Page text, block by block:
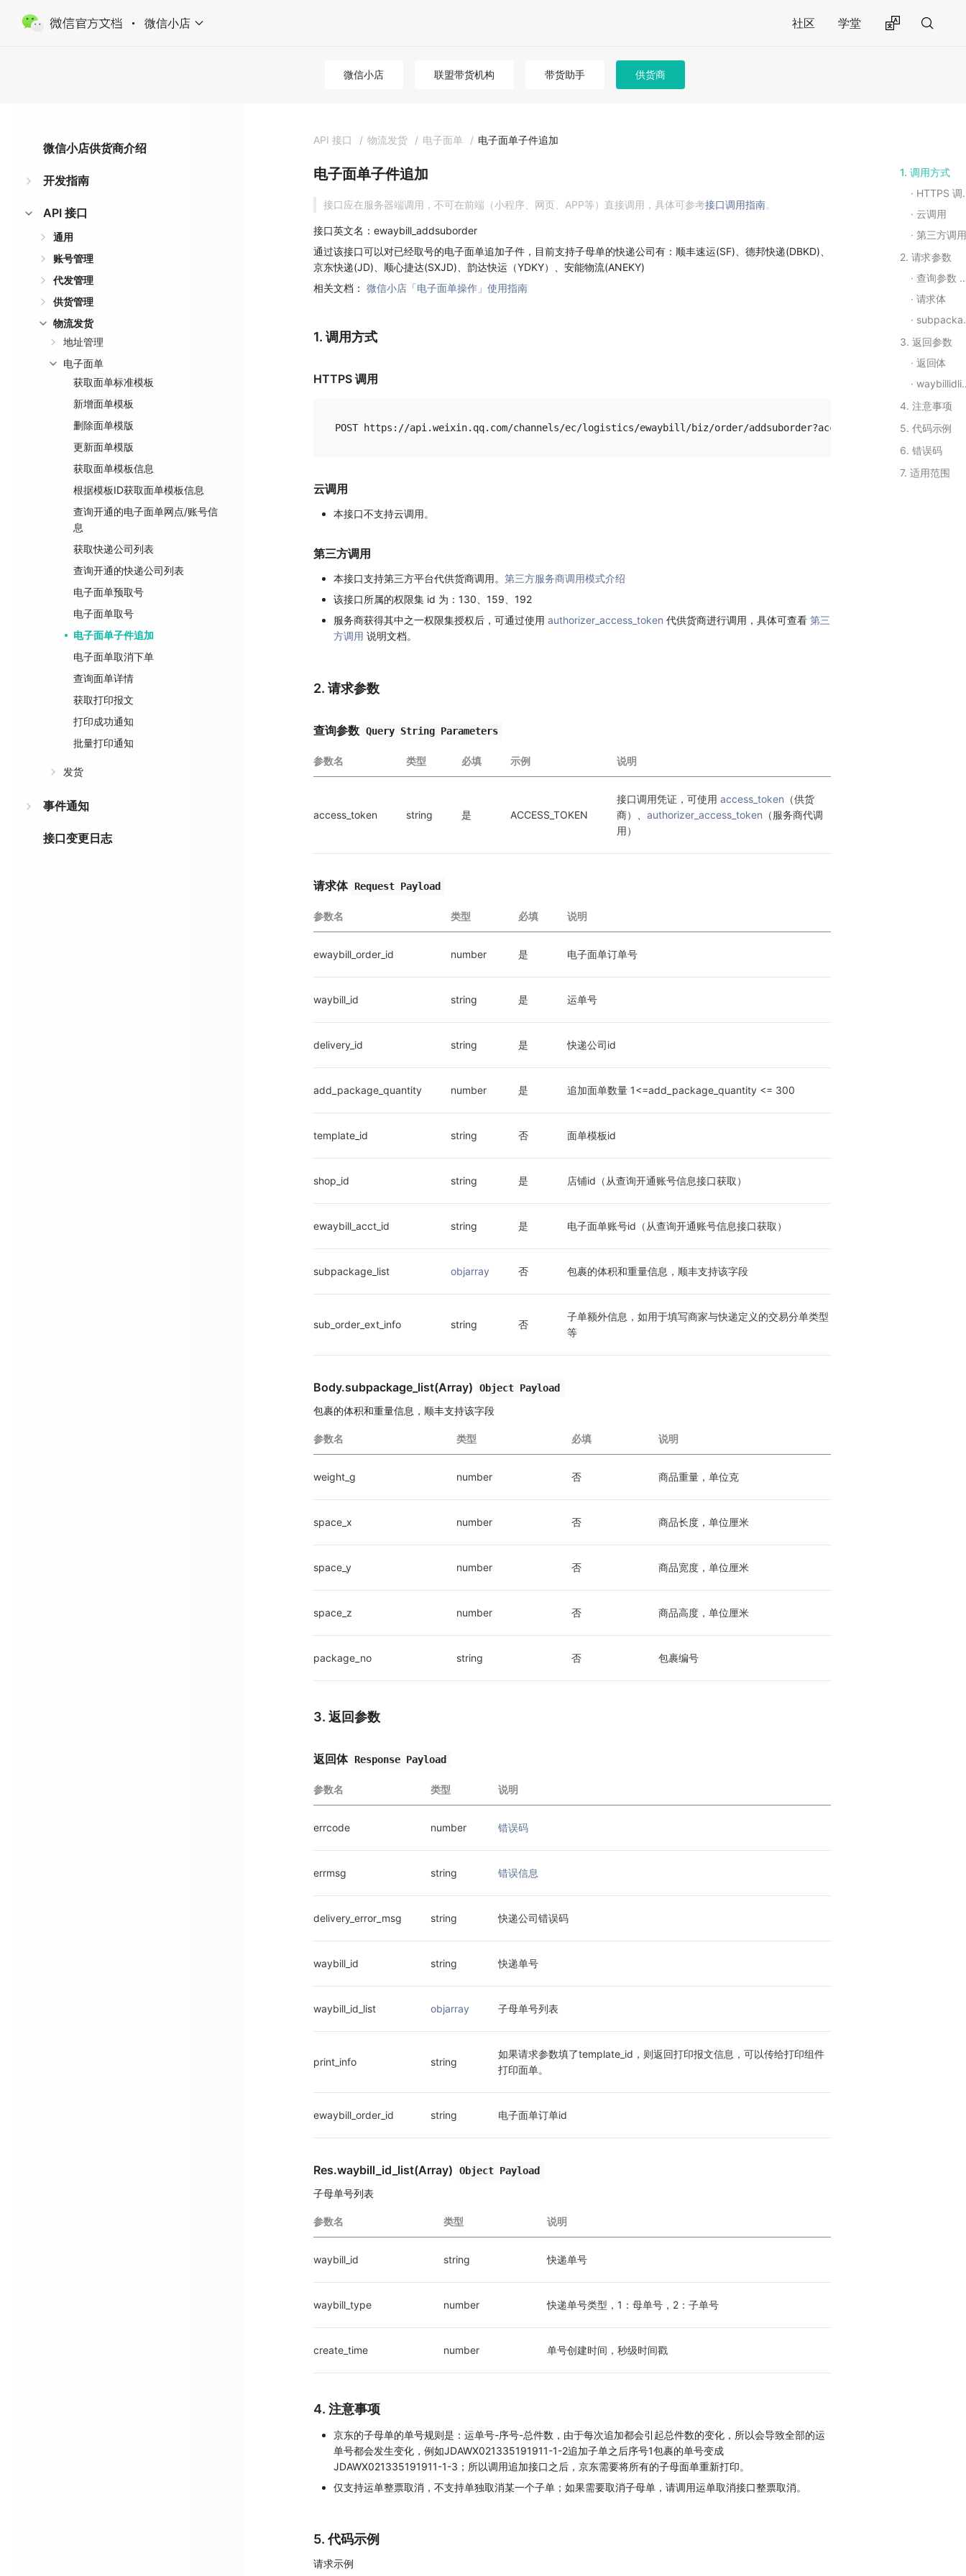
微信小店 社区 学堂
微信小店 联盟带货机构 带货助手 供货商
微信小店供货商介绍
开发指南
API 接口
通用
账号管理
代发管理
供货管理
物流发货
地址管理
电子面单
获取面单标准模板
新增面单模板
删除面单模版
更新面单模版
获取面单模板信息
根据模板ID获取面单模板信息
查询开通的电子面单网点/账号信
息
获取快递公司列表
查询开通的快递公司列表
电子面单预取号
电子面单取号
电子面单子件追加
电子面单取消下单
查询面单详情
获取打印报文
打印成功通知
批量打印通知
发货
事件通知
接口变更日志
API 接口 / 物流发货 / 电子面单 / 电子面单子件追加
电子面单子件追加
接口应在服务器端调用，不可在前端（小程序、网页、APP等）直接调用，具体可参考接口调用指南。
接口英文名：ewaybill_addsuborder
通过该接口可以对已经取号的电子面单追加子件，目前支持子母单的快递公司有：顺丰速运(SF)、德邦快递(DBKD)、
京东快递(JD)、顺心捷达(SXJD)、韵达快运（YDKY）、安能物流(ANEKY)
相关文档： 微信小店「电子面单操作」使用指南
1. 调用方式
HTTPS 调用
云调用
本接口不支持云调用。
第三方调用
本接口支持第三方平台代供货商调用。 第三方服务商调用模式介绍
该接口所属的权限集 id 为：130、159、192
服务商获得其中之一权限集授权后，可通过使用 authorizer_access_token 代供货商进行调用，具体可查看 第三
方调用 说明文档。
2. 请求参数
查询参数 Query String Parameters
参数名 类型 必填 示例 说明
access_token string 是 ACCESS_TOKEN
接口调用凭证，可使用 access_token （供货
商）、 authorizer_access_token （服务商代调
用）
请求体 Request Payload
参数名 类型 必填 说明
ewaybill_order_id number 是 电子面单订单号
waybill_id string 是 运单号
delivery_id string 是 快递公司id
add_package_quantity number 是 追加面单数量 1<=add_package_quantity <= 300
template_id string 否 面单模板id
shop_id string 是 店铺id（从查询开通账号信息接口获取）
ewaybill_acct_id string 是 电子面单账号id（从查询开通账号信息接口获取）
subpackage_list objarray 否 包裹的体积和重量信息，顺丰支持该字段
sub_order_ext_info string 否
子单额外信息，如用于填写商家与快递定义的交易分单类型
等
Body.subpackage_list(Array) Object Payload
包裹的体积和重量信息，顺丰支持该字段
参数名 类型 必填 说明
weight_g number 否 商品重量，单位克
space_x number 否 商品长度，单位厘米
space_y number 否 商品宽度，单位厘米
space_z number 否 商品高度，单位厘米
package_no string 否 包裹编号
3. 返回参数
返回体 Response Payload
参数名 类型 说明
errcode number 错误码
errmsg string 错误信息
delivery_error_msg string 快递公司错误码
waybill_id string 快递单号
waybill_id_list objarray 子母单号列表
print_info string
如果请求参数填了template_id，则返回打印报文信息，可以传给打印组件
打印面单。
ewaybill_order_id string 电子面单订单id
Res.waybill_id_list(Array) Object Payload
子母单号列表
参数名 类型 说明
waybill_id string 快递单号
waybill_type number 快递单号类型，1：母单号，2：子单号
create_time number 单号创建时间，秒级时间戳
4. 注意事项
京东的子母单的单号规则是：运单号-序号-总件数，由于每次追加都会引起总件数的变化，所以会导致全部的运
单号都会发生变化，例如JDAWX021335191911-1-2追加子单之后序号1包裹的单号变成
JDAWX021335191911-1-3；所以调用追加接口之后，京东需要将所有的子母面单重新打印。
仅支持运单整票取消，不支持单独取消某一个子单；如果需要取消子母单，请调用运单取消接口整票取消。
5. 代码示例
请求示例
1. 调用方式
HTTPS 调用
云调用
第三方调用
2. 请求参数
查询参数 Query String Parameters
请求体
subpackage_list(Array)
3. 返回参数
返回体
waybillidlist(Array)
4. 注意事项
5. 代码示例
6. 错误码
7. 适用范围